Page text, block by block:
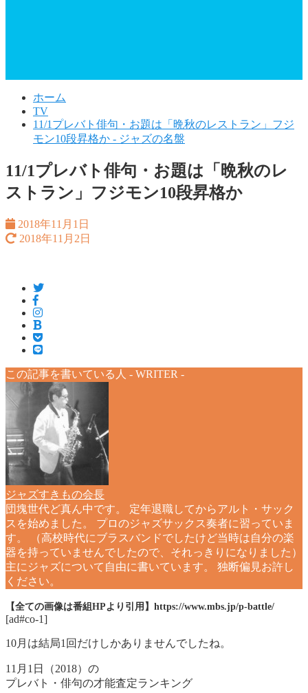
ホーム
TV
11/1プレバト俳句・お題は「晩秋のレストラン」フジ
モン10段昇格か - ジャズの名盤
11/1プレバト俳句・お題は「晩秋のレ
ストラン」フジモン10段昇格か
2018年11月1日
2018年11月2日
この記事を書いている人 - WRITER -
ジャズすきもの会長
団塊世代ど真ん中です。 定年退職してからアルト・サック
スを始めました。 プロのジャズサックス奏者に習っていま
す。 （高校時代にブラスバンドでしたけど当時は自分の楽
器を持っていませんでしたので、それっきりになりました）
主にジャズについて自由に書いています。 独断偏見お許し
ください。
【全ての画像は番組HPより引用】https://www.mbs.jp/p-battle/
[ad#co-1]
10月は結局1回だけしかありませんでしたね。
11月1日（2018）の
プレバト・俳句の才能査定ランキング